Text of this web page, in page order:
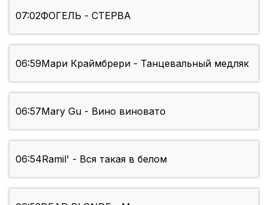
07:02ФОГЕЛЬ - СТЕРВА
06:59Мари Краймбрери - Танцевальный медляк
06:57Mary Gu - Вино виновато
06:54Ramil' - Вся такая в белом